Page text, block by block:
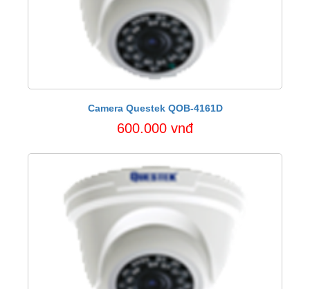
Camera Questek QOB-4161D
600.000 vnđ